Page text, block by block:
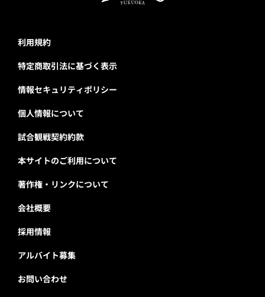
利用規約
特定商取引法に基づく表示
情報セキュリティポリシー
個人情報について
試合観戦契約約款
本サイトのご利用について
著作権・リンクについて
会社概要
採用情報
アルバイト募集
お問い合わせ